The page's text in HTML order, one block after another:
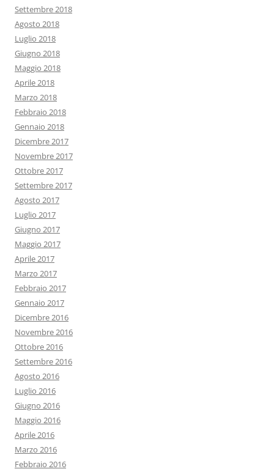
Settembre 2018
Agosto 2018
Luglio 2018
Giugno 2018
Maggio 2018
Aprile 2018
Marzo 2018
Febbraio 2018
Gennaio 2018
Dicembre 2017
Novembre 2017
Ottobre 2017
Settembre 2017
Agosto 2017
Luglio 2017
Giugno 2017
Maggio 2017
Aprile 2017
Marzo 2017
Febbraio 2017
Gennaio 2017
Dicembre 2016
Novembre 2016
Ottobre 2016
Settembre 2016
Agosto 2016
Luglio 2016
Giugno 2016
Maggio 2016
Aprile 2016
Marzo 2016
Febbraio 2016